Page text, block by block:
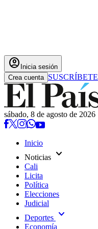
account_circle Inicia sesión
Crea cuenta SUSCRÍBETE
sábado, 8 de agosto de 2026
Inicio
Noticias expand_more
Cali
Licita
Política
Elecciones
Judicial
Deportes expand_more
Economía